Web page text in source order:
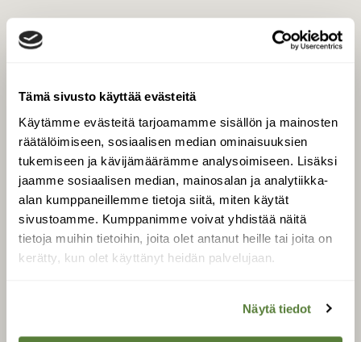
Tämä sivusto käyttää evästeitä
Käytämme evästeitä tarjoamamme sisällön ja mainosten
räätälöimiseen, sosiaalisen median ominaisuuksien
tukemiseen ja kävijämäärämme analysoimiseen. Lisäksi
jaamme sosiaalisen median, mainosalan ja analytiikka-
alan kumppaneillemme tietoja siitä, miten käytät
sivustoamme. Kumppanimme voivat yhdistää näitä
tietoja muihin tietoihin, joita olet antanut heille tai joita on
kerätty, kun olet käyttänyt heidän palvelujaan.
Näytä tiedot
Tilaa digilukuoikeus
Äänestä parasta juttua
Tilaa uutiskirje
SUOMEN LUONNON­
SUOJELU­LIITTO
Suomen Luonto -lehden
luonnonsuojelu­liitto.